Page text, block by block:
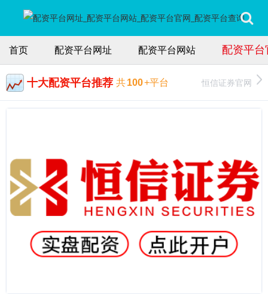
首页 配资平台网址 配资平台网站 配资平台
十大配资平台推荐 共100+平台 恒信证券官网